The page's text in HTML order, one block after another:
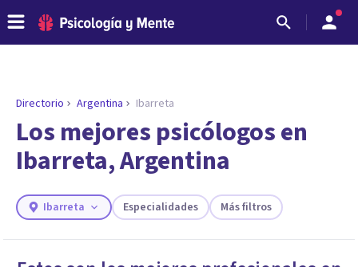
ENCONTRAR MI TERAPEUTA
¿Necesitas ayuda para encontrar el
psicólogo adecuado?
Responde a unas breves preguntas y te ofreceremos
necesidades.
Directorio Argentina Ibarreta
Los mejores psicólogos en
Ibarreta, Argentina
Ibarreta Especialidades Más filtros